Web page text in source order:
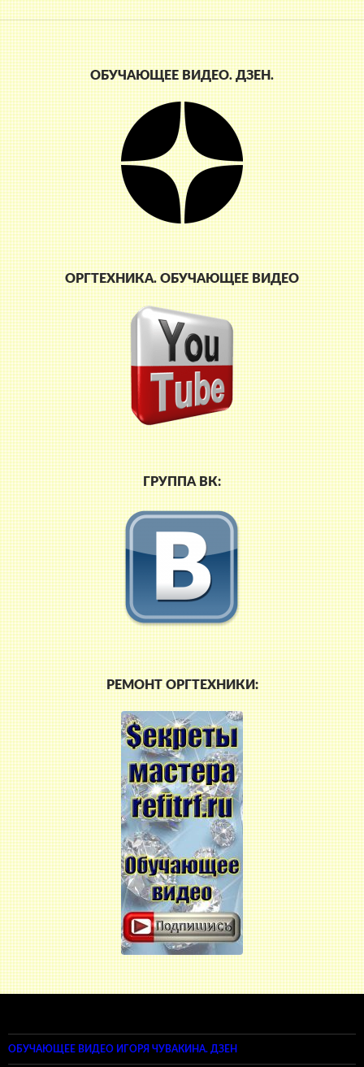
ОБУЧАЮЩЕЕ ВИДЕО. ДЗЕН.
ОРГТЕХНИКА. ОБУЧАЮЩЕЕ ВИДЕО
ГРУППА ВК:
РЕМОНТ ОРГТЕХНИКИ:
ОБУЧАЮЩЕЕ ВИДЕО ИГОРЯ ЧУВАКИНА. ДЗЕН